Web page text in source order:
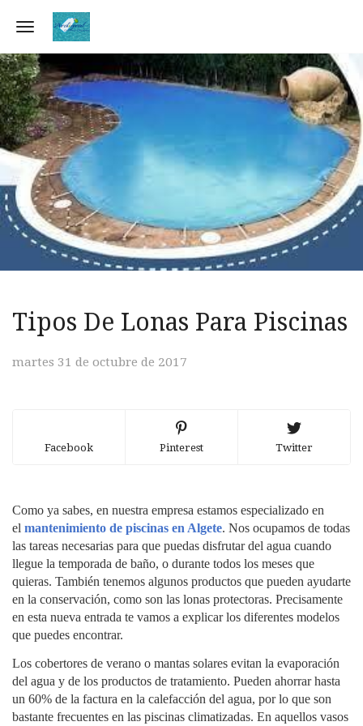
Toggle navigation
Tipos De Lonas Para Piscinas
martes 31 de octubre de 2017
Facebook Pinterest Twitter
Como ya sabes, en nuestra empresa estamos especializado en
el mantenimiento de piscinas en Algete. Nos ocupamos de todas
las tareas necesarias para que puedas disfrutar del agua cuando
llegue la temporada de baño, o durante todos los meses que
quieras. También tenemos algunos productos que pueden ayudarte
en la conservación, como son las lonas protectoras. Precisamente
en esta nueva entrada te vamos a explicar los diferentes modelos
que puedes encontrar.
Los cobertores de verano o mantas solares evitan la evaporación
del agua y de los productos de tratamiento. Pueden ahorrar hasta
un 60% de la factura en la calefacción del agua, por lo que son
bastante frecuentes en las piscinas climatizadas. En aquellos vasos